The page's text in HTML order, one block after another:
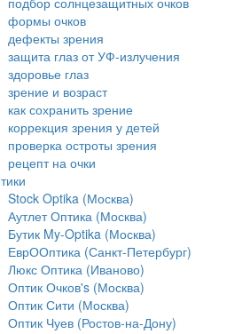
формы очков
дефекты зрения
защита глаз от УФ-излучения
здоровье глаз
зрение и возраст
как сохранить зрение
коррекция зрения у детей
проверка остроты зрения
рецепт на очки
Stock Optika (Москва)
Аутлет Оптика (Москва)
Бутик My-Optika (Москва)
ЕврООптика (Санкт-Петербург)
Люкс Оптика (Иваново)
Оптик Очков's (Москва)
Оптик Сити (Москва)
Оптик Чуев (Ростов-на-Дону)